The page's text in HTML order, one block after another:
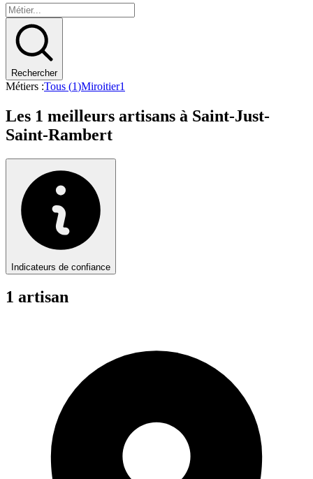
Rechercher
Métiers :Tous (1)Miroitier1
Les 1 meilleurs artisans à Saint-Just-
Saint-Rambert
Indicateurs de confiance
1 artisan